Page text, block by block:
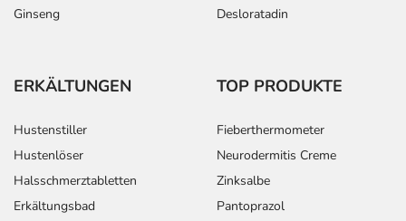
Ginseng
Desloratadin
ERKÄLTUNGEN
Hustenstiller
Hustenlöser
Halsschmerztabletten
Erkältungsbad
TOP PRODUKTE
Fieberthermometer
Neurodermitis Creme
Zinksalbe
Pantoprazol